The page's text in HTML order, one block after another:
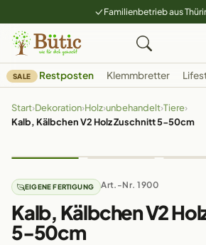
Familienbetrieb aus
SALE Restposten Klemmbretter
Start›Dekoration›Holz›unbehandelt›Tiere›
Kalb, Kälbchen V2 Holz Zuschnitt 5-50cm
EIGENE FERTIGUNG Art.-Nr. 1900
Kalb, Kälbchen V2
5-50cm